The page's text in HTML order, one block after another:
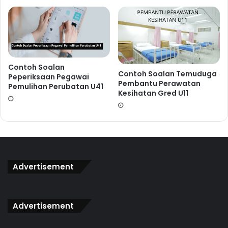
U41 (Pertuturan) ???
Perubatan U41 (Pertuturan)
persediaan yang rapi untuk menghadapi temuduga ini.
Contoh Soalan
Peperiksaan Pegawai
Pemulihan Perubatan U41
Contoh Soalan Temuduga
Pembantu Perawatan
Kesihatan Gred U11
Advertisement
Advertisement